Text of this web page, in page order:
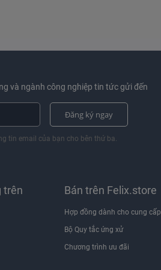
và ngành công nghiệp tin tức gửi đến
Đăng ký ngay
tin email của bạn cho bên thứ ba.
trên
Bán trên Felix.store
Hợp đồng dành cho cung cấp
Bộ Quy tắc ứng xử
Chương trình ưu đãi